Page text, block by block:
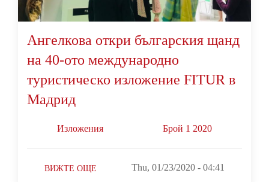
Ангелкова откри българския щанд
на 40-ото международно
туристическо изложение FITUR в
Мадрид
Изложения Брой 1 2020
ВИЖТЕ ОЩЕ Thu, 01/23/2020 - 04:41